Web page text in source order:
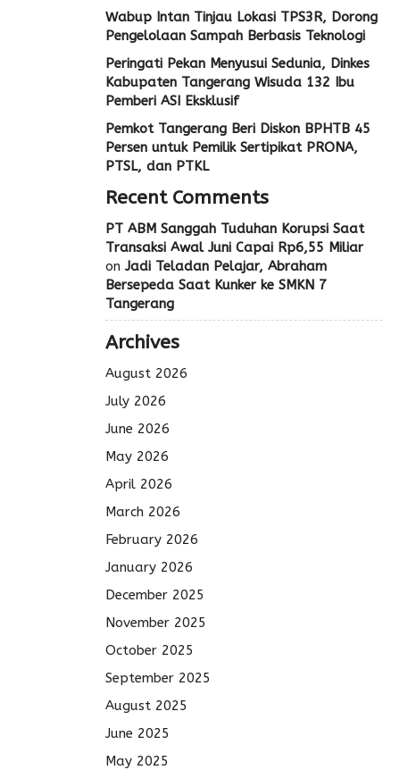
Wabup Intan Tinjau Lokasi TPS3R, Dorong
Pengelolaan Sampah Berbasis Teknologi
Peringati Pekan Menyusui Sedunia, Dinkes
Kabupaten Tangerang Wisuda 132 Ibu
Pemberi ASI Eksklusif
Pemkot Tangerang Beri Diskon BPHTB 45
Persen untuk Pemilik Sertipikat PRONA,
PTSL, dan PTKL
Recent Comments
PT ABM Sanggah Tuduhan Korupsi Saat
Transaksi Awal Juni Capai Rp6,55 Miliar
on Jadi Teladan Pelajar, Abraham
Bersepeda Saat Kunker ke SMKN 7
Tangerang
Archives
August 2026
July 2026
June 2026
May 2026
April 2026
March 2026
February 2026
January 2026
December 2025
November 2025
October 2025
September 2025
August 2025
June 2025
May 2025